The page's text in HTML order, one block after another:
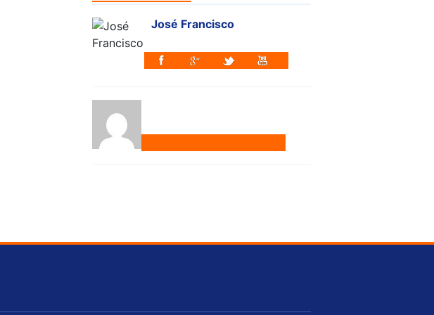
José Francisco